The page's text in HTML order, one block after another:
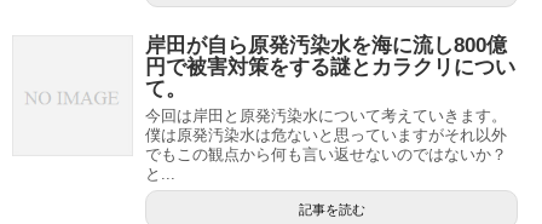
岸田が自ら原発汚染水を海に流し800億
円で被害対策をする謎とカラクリについ
て。
今回は岸田と原発汚染水について考えていきます。
僕は原発汚染水は危ないと思っていますがそれ以外
でもこの観点から何も言い返せないのではないか？
と...
記事を読む